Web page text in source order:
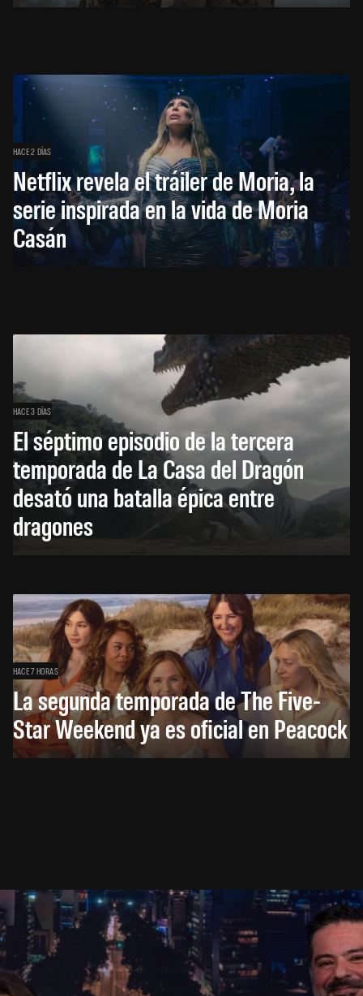
HACE 2 DÍAS
Netflix revela el tráiler de Moria, la
serie inspirada en la vida de Moria
Casán
HACE 3 DÍAS
El séptimo episodio de la tercera
temporada de La Casa del Dragón
desató una batalla épica entre
dragones
HACE 7 HORAS
La segunda temporada de The Five-
Star Weekend ya es oficial en Peacock